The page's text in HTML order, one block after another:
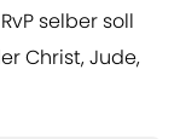
selber soll
Christ, Jude,